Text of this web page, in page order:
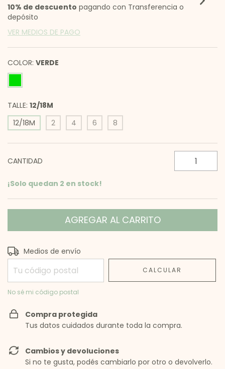
10% de descuento pagando con Transferencia o
depósito
VER MEDIOS DE PAGO
COLOR: VERDE
TALLE: 12/18M
12/18M
2 4 6 8
CANTIDAD
¡Solo quedan 2 en stock!
Entregas para el CP:
Medios de envío
CALCULAR
No sé mi código postal
Compra protegida
Tus datos cuidados durante toda la compra.
Cambios y devoluciones
Si no te gusta, podés cambiarlo por otro o devolverlo.